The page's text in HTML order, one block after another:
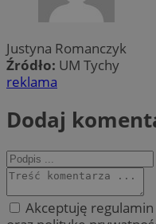
Justyna Romanczyk
Źródło: UM Tychy
reklama
Dodaj
Akceptuję